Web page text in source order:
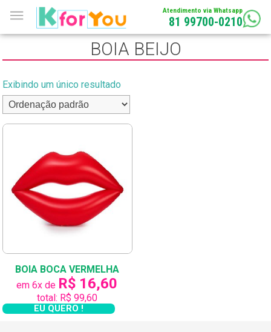
Atendimento via Whatsapp
81 99700-0210
BOIA BEIJO
Exibindo um único resultado
BOIA BOCA VERMELHA
em 6x de R$ 16,60
total: R$ 99,60
EU QUERO !